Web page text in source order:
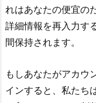
れはあなたの便宜の
詳細情報を再入力す
間保持されます。
もしあなたがアカウ
インすると、私たち